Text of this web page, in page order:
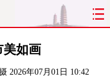
太原
文明 出行
美如画
2026年07月01日 10:42